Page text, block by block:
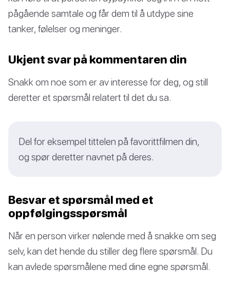
pågående samtale og får dem til å utdype sine
tanker, følelser og meninger.
Ukjent svar på kommentaren din
Snakk om noe som er av interesse for deg, og still
deretter et spørsmål relatert til det du sa.
Del for eksempel tittelen på favorittfilmen din,
og spør deretter navnet på deres.
Besvar et spørsmål med et
oppfølgingsspørsmål
Når en person virker nølende med å snakke om seg
selv, kan det hende du stiller deg flere spørsmål. Du
kan avlede spørsmålene med dine egne spørsmål.